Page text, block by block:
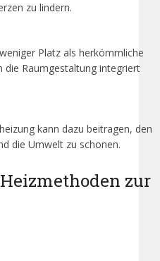
zu lindern.
Platz als herkömmliche
die Raumgestaltung integriert
kann dazu beitragen, den
die Umwelt zu schonen.
zur